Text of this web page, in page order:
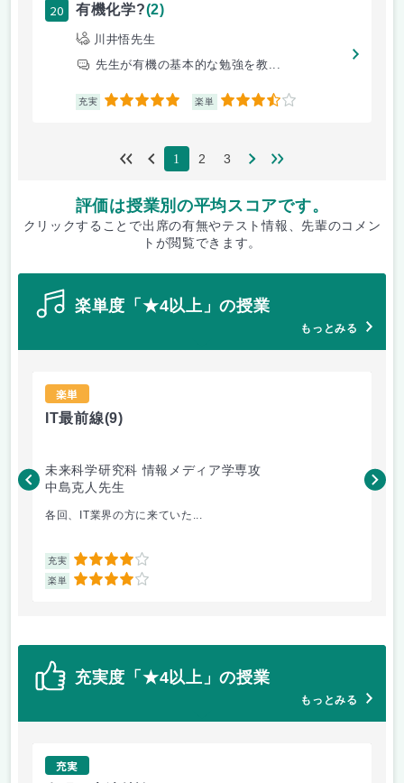
20 有機化学?(2)
川井悟先生
先生が有機の基本的な勉強を教...
充実 5 楽単 3.5
1 2 3
評価は授業別の平均スコアです。
クリックすることで出席の有無やテスト情報、先輩のコメン
トが閲覧できます。
楽単度「★4以上」の授業
もっとみる
楽単
IT最前線(9)
未来科学研究科 情報メディア学専攻
中島克人先生
各回、IT業界の方に来ていた...
充実 4
楽単 4
釜
充実度「★4以上」の授業
もっとみる
充実